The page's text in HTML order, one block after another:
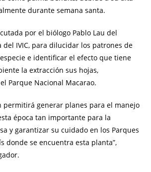
durante semana santa.
por el biólogo Pablo Lau del
del IVIC, para dilucidar los patrones de
e identificar el efecto que tiene
la extracción sus hojas,
Parque Nacional Macarao.
permitirá generar planes para el manejo
época tan importante para la
y garantizar su cuidado en los Parques
donde se encuentra esta planta”,